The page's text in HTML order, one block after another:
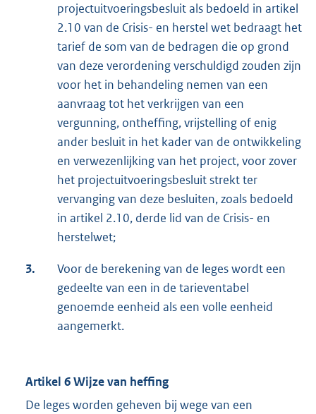
projectuitvoeringsbesluit als bedoeld in artikel
2.10 van de Crisis- en herstel wet bedraagt het
tarief de som van de bedragen die op grond
van deze verordening verschuldigd zouden zijn
voor het in behandeling nemen van een
aanvraag tot het verkrijgen van een
vergunning, ontheffing, vrijstelling of enig
ander besluit in het kader van de ontwikkeling
en verwezenlijking van het project, voor zover
het projectuitvoeringsbesluit strekt ter
vervanging van deze besluiten, zoals bedoeld
in artikel 2.10, derde lid van de Crisis- en
herstelwet;
3.
Voor de berekening van de leges wordt een
gedeelte van een in de tarieventabel
genoemde eenheid als een volle eenheid
aangemerkt.
Artikel 6 Wijze van heffing
De leges worden geheven bij wege van een